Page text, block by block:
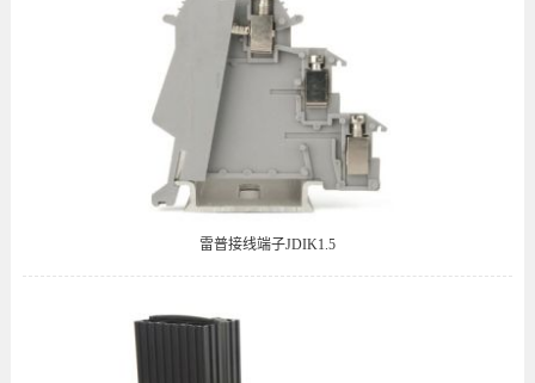
雷普接线端子JDIK1.5